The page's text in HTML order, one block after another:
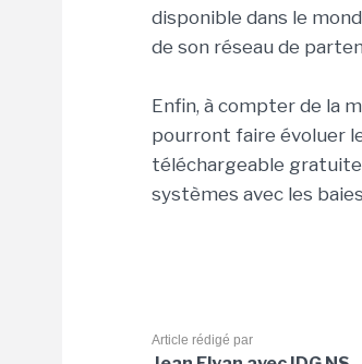
disponible dans le
de son réseau de
Enfin, à compter de la
pourront faire évoluer
téléchargeable
systèmes avec les
Article rédigé par